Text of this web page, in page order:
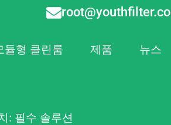
듈형 클린룸 제품 뉴스
: 필수 솔루션